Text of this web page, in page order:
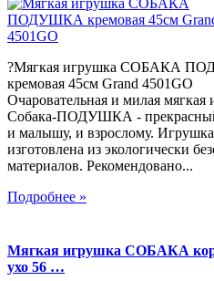
?Мягкая игрушка СОБАКА
кремовая 45см Grand 4501GO
Очаровательная и милая мягкая
Собака-ПОДУШКА -
и малышу, и взрослому. Игрушка
изготовлена из экологически
материалов. Рекомендовано...
Подробнее »
Мягкая игрушка СОБАКА
ухо 56 …